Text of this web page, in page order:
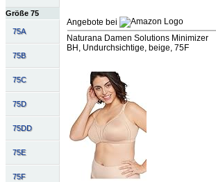
Größe 75
75A
75B
75C
75D
75DD
75E
75F
Angebote bei
Naturana Damen Solutions Minimizer
BH, Undurchsichtige, beige, 75F